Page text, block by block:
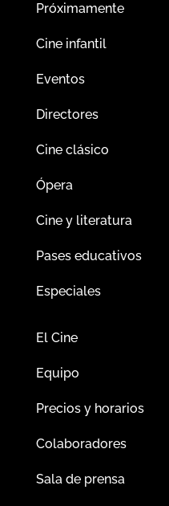
Próximamente
Cine infantil
Eventos
Directores
Cine clásico
Ópera
Cine y literatura
Pases educativos
Especiales
El Cine
Equipo
Precios y horarios
Colaboradores
Sala de prensa